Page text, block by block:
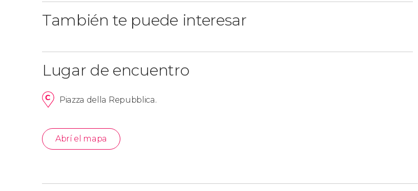
También te puede interesar
Lugar de encuentro
Piazza della Repubblica.
Abrí el mapa